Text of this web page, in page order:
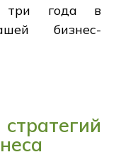
три года в
бизнес-